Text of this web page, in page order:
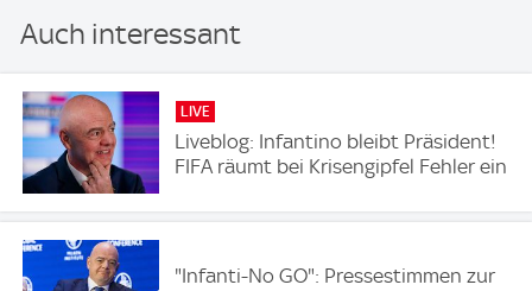
Auch interessant
LIVE
Liveblog: Infantino bleibt Präsident!
FIFA räumt bei Krisengipfel Fehler ein
"Infanti-No GO": Pressestimmen zur